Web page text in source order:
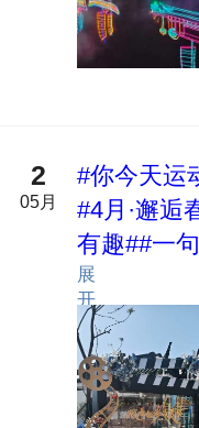
2
05月
#你今天运
#4月·邂逅
有趣##一
日份早餐打
景？##每
#
展
开